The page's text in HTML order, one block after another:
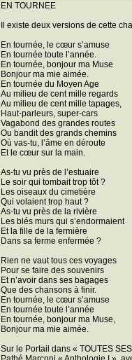
EN TOURNEE
Il existe deux versions de cette
En tournée, le cœur s’amuse
En tournée toute l’année.
En tournée, bonjour ma Muse
Bonjour ma mie aimée.
En tournée du Moyen Age
Au milieu de cent mille regards
Au milieu de cent mille tapages,
Haut-parleurs, super-cars
Vagabond des grandes routes
Ou bandit des grands chemins
Où vas-tu, l’âme en déroute
Et le cœur sur la main.
As-tu vu près de l’estuaire
Le soir qui tombait trop tôt ?
Les oiseaux du cimetière
Qui volaient trop haut ?
As-tu vu près de la rivière
Les blés murs qui s’endormaient
Et la fille de la fermière
Dans sa ferme enfermée ?
Rien ne vaut tous ces voyages
Pour se faire des souvenirs
Et n’avoir dans ses bagages
Que des chansons à finir.
En tournée, le cœur s’amuse
En tournée toute l’année
En tournée, bonjour ma Muse,
Bonjour ma mie aimée.
Sur le Portail dans « TOUTES